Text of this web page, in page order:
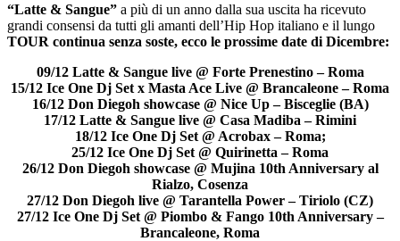
“Latte & Sangue” a più di un anno dalla sua uscita ha ricevuto
grandi consensi da tutti gli amanti dell’Hip Hop italiano e il lungo
TOUR continua senza soste, ecco le prossime date di Dicembre:
09/12 Latte & Sangue live @ Forte Prenestino – Roma
15/12 Ice One Dj Set x Masta Ace Live @ Brancaleone – Roma
16/12 Don Diegoh showcase @ Nice Up – Bisceglie (BA)
17/12 Latte & Sangue live @ Casa Madiba – Rimini
18/12 Ice One Dj Set @ Acrobax – Roma;
25/12 Ice One Dj Set @ Quirinetta – Roma
26/12 Don Diegoh showcase @ Mujina 10th Anniversary al
Rialzo, Cosenza
27/12 Don Diegoh live @ Tarantella Power – Tiriolo (CZ)
27/12 Ice One Dj Set @ Piombo & Fango 10th Anniversary –
Brancaleone, Roma